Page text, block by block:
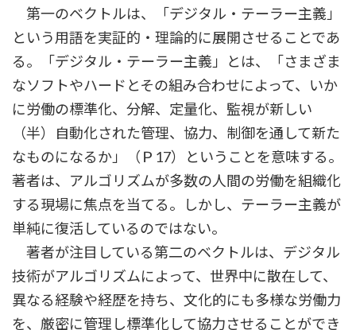
第一のベクトルは、「デジタル・テーラー主義」
という用語を実証的・理論的に展開させることであ
る。「デジタル・テーラー主義」とは、「さまざま
なソフトやハードとその組み合わせによって、いか
に労働の標準化、分解、定量化、監視が新しい
（半）自動化された管理、協力、制御を通して新た
なものになるか」（Ｐ17）ということを意味する。
著者は、アルゴリズムが多数の人間の労働を組織化
する現場に焦点を当てる。しかし、テーラー主義が
単純に復活しているのではない。
著者が注目している第二のベクトルは、デジタル
技術がアルゴリズムによって、世界中に散在して、
異なる経験や経歴を持ち、文化的にも多様な労働力
を、厳密に管理し標準化して協力させることができ